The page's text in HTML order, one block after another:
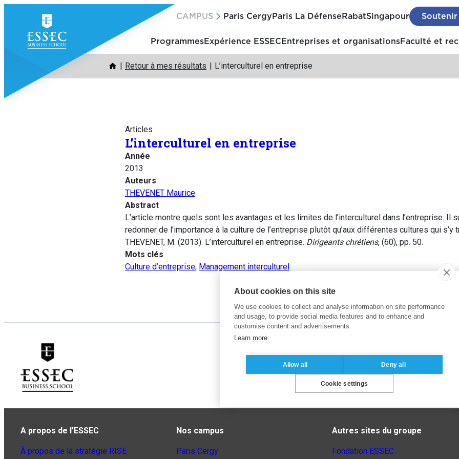
contenu
CAMPUS Paris Cergy Paris La Défense RabatSingapour Soutenir
ProgrammesExpérience ESSEC Entreprises et organisationsFaculté et
Retour à mes résultats L’interculturel en entreprise
Articles
L’interculturel en entreprise
Année
2013
Auteurs
THEVENET Maurice
Abstract
L’article montre quels sont les avantages et les limites de l’interculturel dans l’entreprise. Il
redonner de l’importance à la culture de l’entreprise plutôt qu’aux différentes cultures qui s’y
THEVENET, M. (2013). L’interculturel en entreprise. Dirigeants chrétiens, (60), pp. 50.
Mots clés
Culture d’entreprise, Management interculturel
A propos de l’ESSEC
À propos de la stratégie RISE
Nos campus
Paris Cergy
Autres sites du groupe
Fondation ESSEC
About cookies on this site
We use cookies to collect and analyse information on site performance
and usage, to provide social media features and to enhance and
customise content and advertisements.
Learn more
Allow all Deny all
Cookie settings